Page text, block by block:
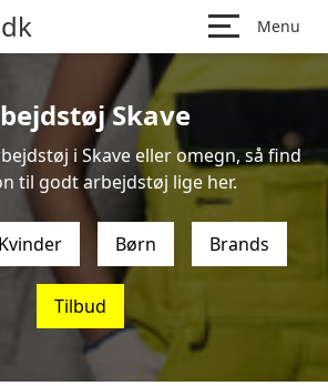
Menu
Skave
i Skave eller omegn, så find
til godt arbejdstøj lige her.
Kvinder Børn Brands
Tilbud